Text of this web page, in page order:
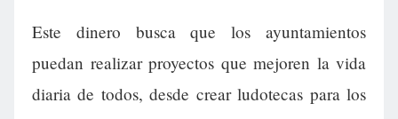
Este dinero busca que los ayuntamientos
puedan realizar proyectos que mejoren la vida
diaria de todos, desde crear ludotecas para los